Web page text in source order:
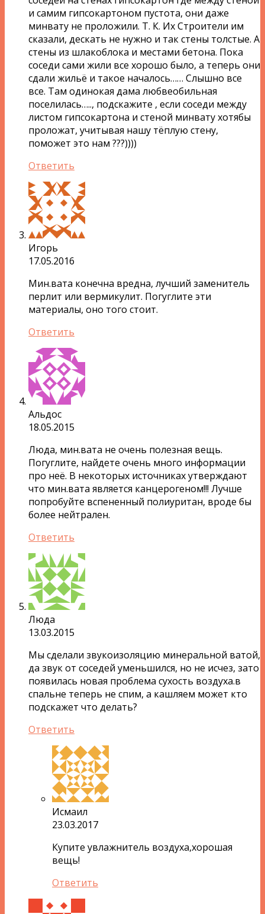
и самим гипсокартоном пустота, они даже
минвату не проложили. Т. К. Их Строители им
сказали, дескать не нужно и так стены толстые. А
стены из шлакоблока и местами бетона. Пока
соседи сами жили все хорошо было, а теперь они
сдали жильё и такое началось…… Слышно все
все. Там одинокая дама любвеобильная
поселилась….., подскажите , если соседи между
листом гипсокартона и стеной минвату хотябы
проложат, учитывая нашу тёплую стену,
поможет это нам ???))))
Ответить
Игорь
17.05.2016
Мин.вата конечна вредна, лучший заменитель
перлит или вермикулит. Погуглите эти
материалы, оно того стоит.
Ответить
Альдос
18.05.2015
Люда, мин.вата не очень полезная вещь.
Погуглите, найдете очень много информации
про неё. В некоторых источниках утверждают
что мин.вата является канцерогеном!!! Лучше
попробуйте вспененный полиуритан, вроде бы
более нейтрален.
Ответить
Люда
13.03.2015
Мы сделали звукоизоляцию минеральной ватой,
да звук от соседей уменьшился, но не исчез, зато
появилась новая проблема сухость воздуха.в
спальне теперь не спим, а кашляем может кто
подскажет что делать?
Ответить
Исмаил
23.03.2017
Купите увлажнитель воздуха,хорошая
вещь!
Ответить